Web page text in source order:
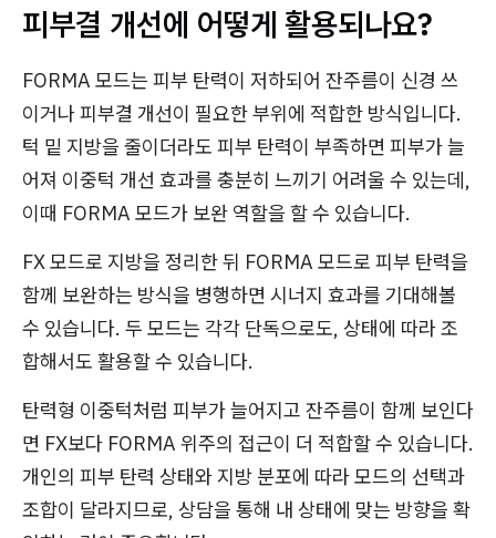
피부결 개선에 어떻게 활용되나요?
FORMA 모드는 피부 탄력이 저하되어 잔주름이 신경 쓰
이거나 피부결 개선이 필요한 부위에 적합한 방식입니다.
턱 밑 지방을 줄이더라도 피부 탄력이 부족하면 피부가 늘
어져 이중턱 개선 효과를 충분히 느끼기 어려울 수 있는데,
이때 FORMA 모드가 보완 역할을 할 수 있습니다.
FX 모드로 지방을 정리한 뒤 FORMA 모드로 피부 탄력을
함께 보완하는 방식을 병행하면 시너지 효과를 기대해볼
수 있습니다. 두 모드는 각각 단독으로도, 상태에 따라 조
합해서도 활용할 수 있습니다.
탄력형 이중턱처럼 피부가 늘어지고 잔주름이 함께 보인다
면 FX보다 FORMA 위주의 접근이 더 적합할 수 있습니다.
개인의 피부 탄력 상태와 지방 분포에 따라 모드의 선택과
조합이 달라지므로, 상담을 통해 내 상태에 맞는 방향을 확